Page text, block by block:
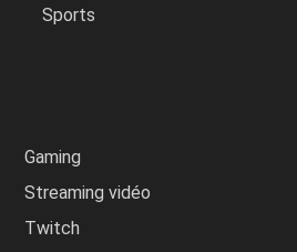
Sports
Gaming
Streaming vidéo
Twitch